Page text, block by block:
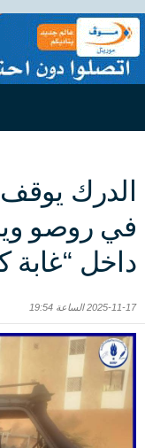
الدرك
في روصو
داخل “غابة
2025-11-17 الساعة 19:54